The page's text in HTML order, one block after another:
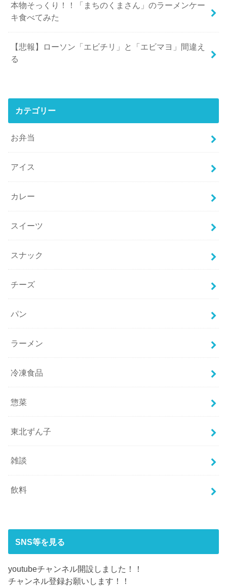
本物そっくり！！「まちのくまさん」のラーメンケー
キ食べてみた
【悲報】ローソン「エビチリ」と「エビマヨ」間違え
る
カテゴリー
お弁当
アイス
カレー
スイーツ
スナック
チーズ
パン
ラーメン
冷凍食品
惣菜
東北ずん子
雑談
飲料
SNS等を見る
youtubeチャンネル開設しました！！
チャンネル登録お願いします！！